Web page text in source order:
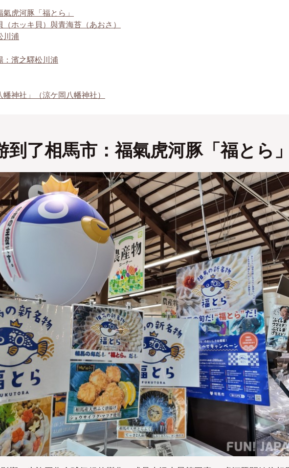
虎河豚「福とら」
ホッキ貝）與青海苔（あおさ）
川浦
：濱之驛松川浦
神社」（涼ケ岡八幡神社）
到了相馬市：福氣虎河豚「福とら
否
否